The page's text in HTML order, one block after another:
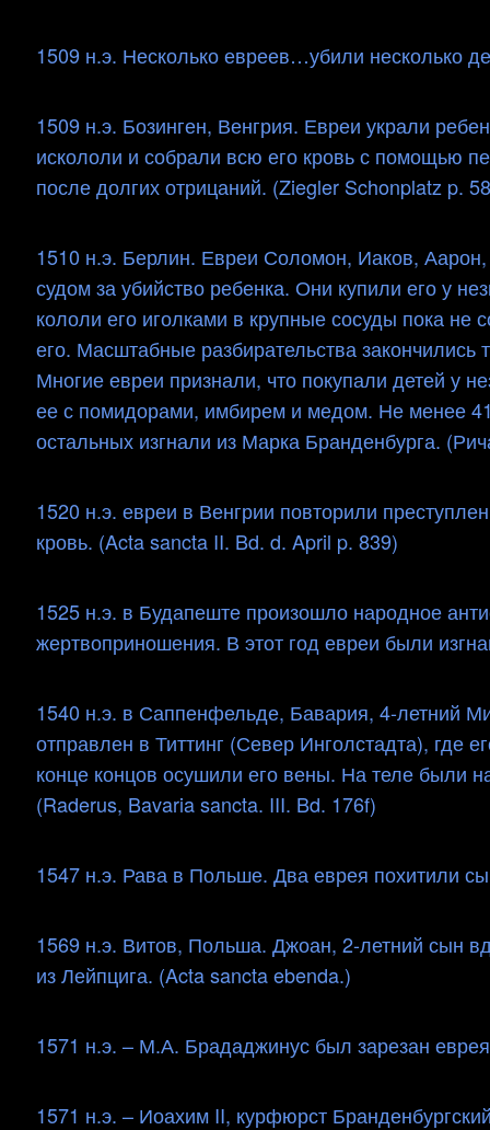
1509 н.э. Несколько евреев…убили несколько
1509 н.э. Бозинген, Венгрия. Евреи украли
искололи и собрали всю его кровь с помощью
после долгих отрицаний. (Ziegler Schonplatz p.
1510 н.э. Берлин. Евреи Соломон, Иаков,
судом за убийство ребенка. Они купили его у
кололи его иголками в крупные сосуды пока
его. Масштабные разбирательства
Многие евреи признали, что покупали детей у
ее с помидорами, имбирем и медом. Не менее
остальных изгнали из Марка Бранденбурга.
1520 н.э. евреи в Венгрии повторили
кровь. (Acta sancta II. Bd. d. April p. 839)
1525 н.э. в Будапеште произошло народное
жертвоприношения. В этот год евреи были
1540 н.э. в Саппенфельде, Бавария, 4-летний
отправлен в Титтинг (Север Инголстадта),
конце концов осушили его вены. На теле были
(Raderus, Bavaria sancta. III. Bd. 176f)
1547 н.э. Рава в Польше. Два еврея похитили
1569 н.э. Витов, Польша. Джоан, 2-летний сын
из Лейпцига. (Acta sancta ebenda.)
1571 н.э. – М.А. Брададжинус был зарезан
1571 н.э. – Иоахим II, курфюрст